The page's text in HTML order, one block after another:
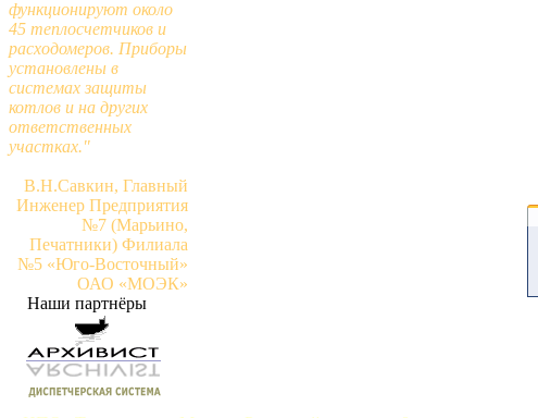
функционируют около
45 теплосчетчиков и
расходомеров. Приборы
установлены в
системах защиты
котлов и на других
ответственных
участках."
В.Н.Савкин, Главный
Инженер Предприятия
№7 (Марьино,
Печатники) Филиала
№5 «Юго-Восточный»
ОАО «МОЭК»
Наши партнёры